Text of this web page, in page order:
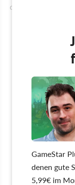
dem ... Hessischen.
GameStar
denen gute
5,99€ im